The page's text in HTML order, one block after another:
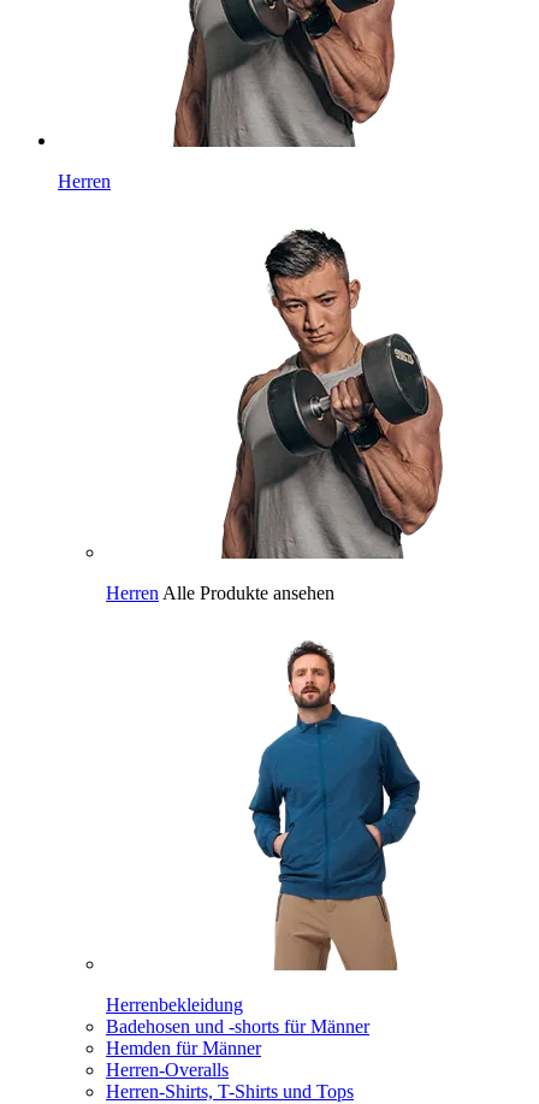
Herren
Herren Alle Produkte ansehen
Herrenbekleidung
Badehosen und -shorts für Männer
Hemden für Männer
Herren-Overalls
Herren-Shirts, T-Shirts und Tops